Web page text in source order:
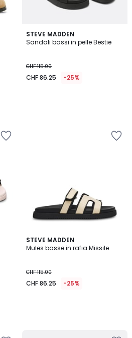
STEVE MADDEN
Sandali bassi in pelle Bestie
CHF 115.00
CHF 86.25 -25%
STEVE MADDEN
Mules basse in rafia Missile
CHF 115.00
CHF 86.25 -25%